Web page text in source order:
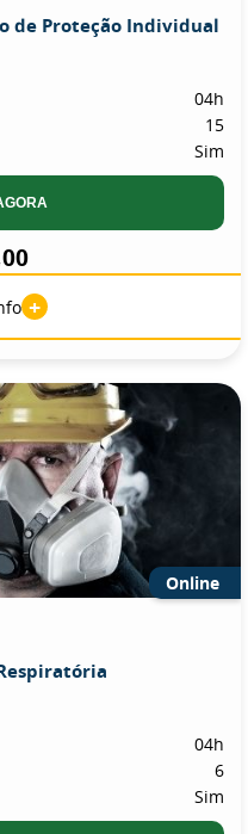
de Proteção Individual
04h
15
Sim
+
Online
04h
6
Sim